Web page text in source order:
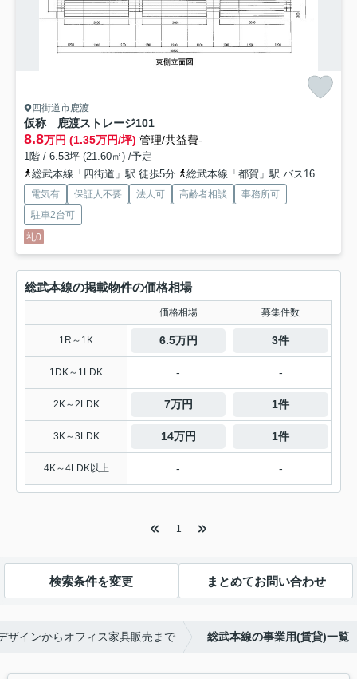
四街道市鹿渡
仮称 鹿渡ストレージ101
8.8万円 (1.35万円/坪) 管理/共益費-
1階 / 6.53坪 (21.60㎡) /予定
総武本線「四街道」駅 徒歩5分
総武本線「都賀」駅 バス16分 京成バス千葉イースト「四街道駅〔北口〕」 停歩6分
電気有 保証人不要 法人可 高齢者相談
事務所可
駐車2台可
礼0
総武本線の掲載物件の価格相場
価格相場 募集件数
1R～1K 6.5万円 3件
1DK～1LDK - -
2K～2LDK 7万円 1件
3K～3LDK 14万円 1件
4K～4LDK以上 - -
1
検索条件を変更 まとめてお問い合わせ
ザインからオフィス家具販売まで 総武本線の事業用(賃貸)一覧